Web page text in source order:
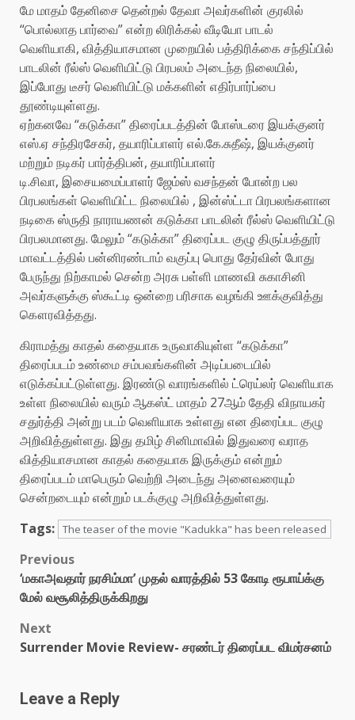
மே மாதம் தேனிசை தென்றல் தேவா அவர்களின் குரலில்
“பொல்லாத பார்வை” என்ற லிரிக்கல் வீடியோ பாடல்
வெளியாகி, வித்தியாசமான முறையில் பத்திரிக்கை சந்திப்பில்
பாடலின் ரீல்ஸ் வெளியிட்டு பிரபலம் அடைந்த நிலையில்,
இப்போது டீசர் வெளியிட்டு மக்களின் எதிர்பார்ப்பை
தூண்டியுள்ளது.
ஏற்கனவே “கடுக்கா” திரைப்படத்தின் போஸ்டரை இயக்குனர்
எஸ்.ஏ சந்திரசேகர், தயாரிப்பாளர் எல்.கே.சுதீஷ், இயக்குனர்
மற்றும் நடிகர் பார்த்திபன், தயாரிப்பாளர்
டி.சிவா, இசையமைப்பாளர் ஜேம்ஸ் வசந்தன் போன்ற பல
பிரபலங்கள் வெளியிட்ட நிலையில் , இன்ஸ்ட்டா பிரபலங்களான
நடிகை ஸ்ருதி நாராயணன் கடுக்கா பாடலின் ரீல்ஸ் வெளியிட்டு
பிரபலமானது. மேலும் “கடுக்கா” திரைப்பட குழு திருப்பத்தூர்
மாவட்டத்தில் பன்னிரண்டாம் வகுப்பு பொது தேர்வின் போது
பேருந்து நிற்காமல் சென்ற அரசு பள்ளி மாணவி சுகாசினி
அவர்களுக்கு ஸ்கூட்டி ஒன்றை பரிசாக வழங்கி ஊக்குவித்து
கௌரவித்தது.
கிராமத்து காதல் கதையாக உருவாகியுள்ள “கடுக்கா”
திரைப்படம் உண்மை சம்பவங்களின் அடிப்படையில்
எடுக்கப்பட்டுள்ளது. இரண்டு வாரங்களில் ட்ரெய்லர் வெளியாக
உள்ள நிலையில் வரும் ஆகஸ்ட் மாதம் 27ஆம் தேதி விநாயகர்
சதுர்த்தி அன்று படம் வெளியாக உள்ளது என திரைப்பட குழு
அறிவித்துள்ளது. இது தமிழ் சினிமாவில் இதுவரை வராத
வித்தியாசமான காதல் கதையாக இருக்கும் என்றும்
திரைப்படம் மாபெரும் வெற்றி அடைந்து அனைவரையும்
சென்றடையும் என்றும் படக்குழு அறிவித்துள்ளது.
Tags: The teaser of the movie "Kadukka" has been released
Post
navigation
Previous
‘மகாஅவதார் நரசிம்மா’ முதல் வாரத்தில் 53 கோடி ரூபாய்க்கு
மேல் வசூலித்திருக்கிறது
Next
Surrender Movie Review- சரண்டர் திரைப்பட விமர்சனம்
Leave a Reply